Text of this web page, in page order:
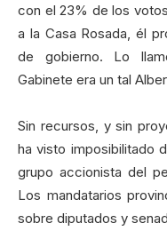
con el 23% de los
a la Casa Rosada, él
de gobierno. Lo
Gabinete era un tal
Sin recursos, y sin
ha visto imposibilitado
grupo accionista del
Los mandatarios
sobre diputados y